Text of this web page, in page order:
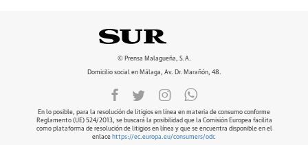
© Prensa Malagueña, S.A.
Domicilio social en Málaga, Av. Dr. Marañón, 48.
En lo posible, para la resolución de litigios en línea en materia de consumo conforme
Reglamento (UE) 524/2013, se buscará la posibilidad que la Comisión Europea facilita
como plataforma de resolución de litigios en línea y que se encuentra disponible en el
enlace https://ec.europa.eu/consumers/odr.